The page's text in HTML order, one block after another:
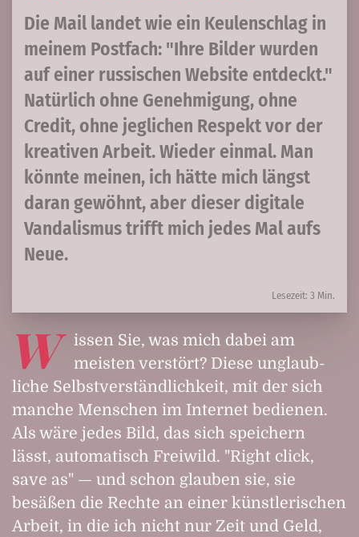
Die Mail landet wie ein Keulenschlag in
meinem Post­fach: "Ihre Bilder wurden
auf einer russischen Website entdeckt."
Natürlich ohne Genehmigung, ohne
Credit, ohne jeg­lichen Respekt vor der
kreativen Arbeit. Wieder einmal. Man
könnte meinen, ich hätte mich längst
daran ge­wöhnt, aber dieser digitale
Vandalismus trifft mich jedes Mal aufs
Neue.
Lesezeit: 3 Min.
W
issen Sie, was mich dabei am
meisten verstört? Diese un­glaub­
liche Selbst­verständ­lich­keit, mit der sich
manche Menschen im Internet bedienen.
Als wäre jedes Bild, das sich speichern
lässt, auto­matisch Freiwild. "Right click,
save as" — und schon glauben sie, sie
besäßen die Rechte an einer künst­lerischen
Arbeit, in die ich nicht nur Zeit und Geld,